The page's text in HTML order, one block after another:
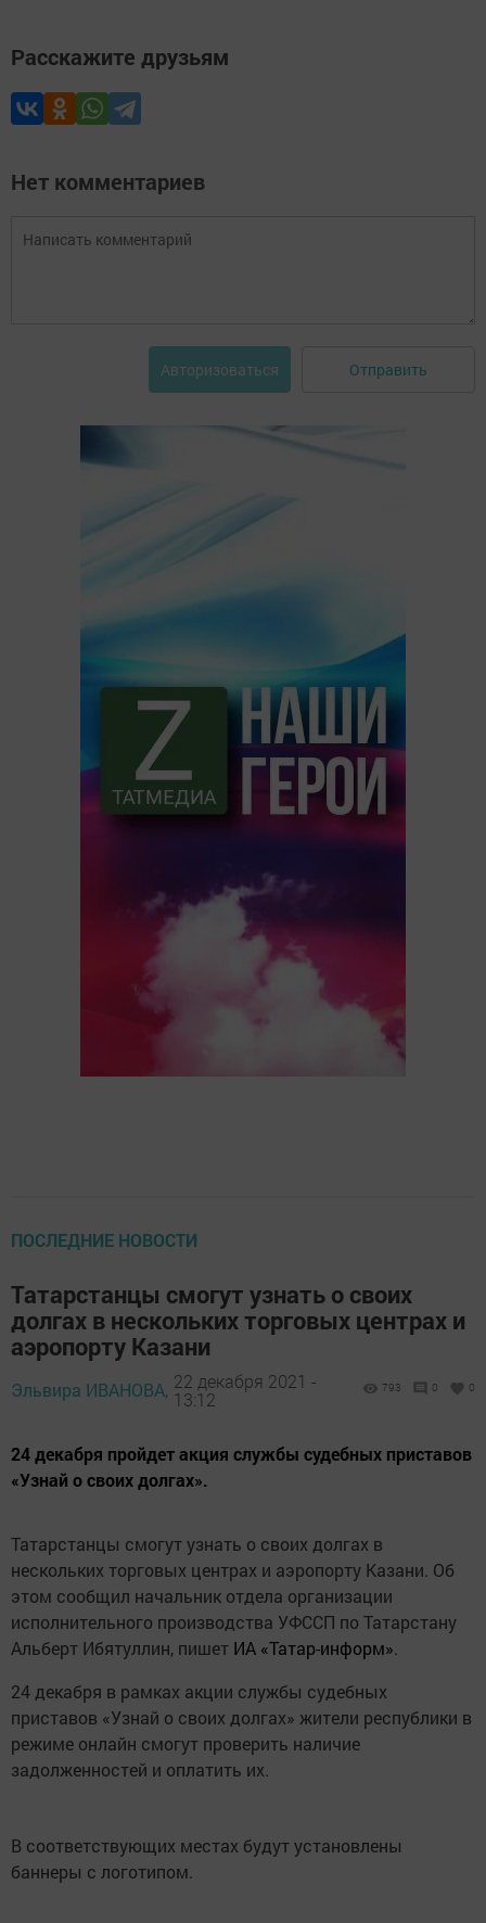
Расскажите друзьям
Нет комментариев
Авторизоваться Отправить
ПОСЛЕДНИЕ НОВОСТИ
Татарстанцы смогут узнать о своих
долгах в нескольких торговых центрах и
аэропорту Казани
Эльвира ИВАНОВА, 22 декабря 2021 -
13:12
793 0 0
24 декабря пройдет акция службы судебных приставов
«Узнай о своих долгах».
Татарстанцы смогут узнать о своих долгах в
нескольких торговых центрах и аэропорту Казани. Об
этом сообщил начальник отдела организации
исполнительного производства УФССП по Татарстану
Альберт Ибятуллин, пишет ИА «Татар-информ».
24 декабря в рамках акции службы судебных
приставов «Узнай о своих долгах» жители республики в
режиме онлайн смогут проверить наличие
задолженностей и оплатить их.
В соответствующих местах будут установлены
баннеры с логотипом.